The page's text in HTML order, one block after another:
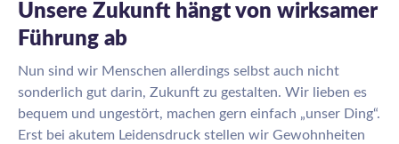
Unsere Zukunft hängt von wirksamer
Führung ab
Nun sind wir Menschen allerdings selbst auch nicht
sonderlich gut darin, Zukunft zu gestalten. Wir lieben es
bequem und ungestört, machen gern einfach „unser Ding“.
Erst bei akutem Leidensdruck stellen wir Gewohnheiten